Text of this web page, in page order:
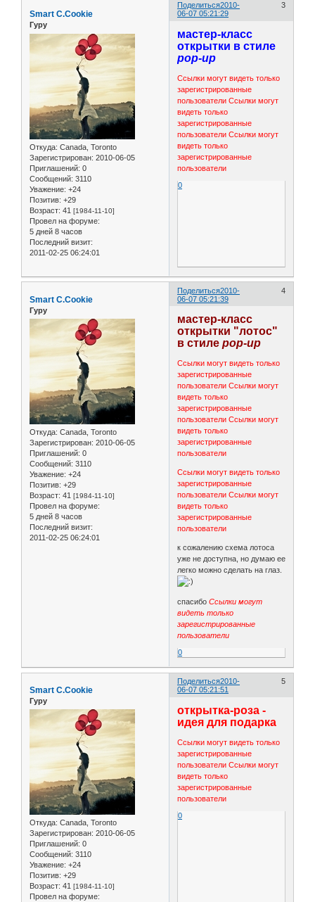
Поделиться 3
2010-
06-07 05:21:29
Smart C.Cookie
Гуру
Откуда: Canada, Toronto
Зарегистрирован: 2010-06-05
Приглашений: 0
Сообщений: 3110
Уважение: +24
Позитив: +29
Возраст: 41 [1984-11-10]
Провел на форуме:
5 дней 8 часов
Последний визит:
2011-02-25 06:24:01
мастер-класс
открытки в стиле
pop-up
Ссылки могут видеть только
зарегистрированные
пользователи Ссылки могут
видеть только
зарегистрированные
пользователи Ссылки могут
видеть только
зарегистрированные
пользователи
0
Поделиться 4
2010-
06-07 05:21:39
Smart C.Cookie
Гуру
Откуда: Canada, Toronto
Зарегистрирован: 2010-06-05
Приглашений: 0
Сообщений: 3110
Уважение: +24
Позитив: +29
Возраст: 41 [1984-11-10]
Провел на форуме:
5 дней 8 часов
Последний визит:
2011-02-25 06:24:01
мастер-класс
открытки "лотос"
в стилеpop-up
Ссылки могут видеть только
зарегистрированные
пользователи Ссылки могут
видеть только
зарегистрированные
пользователи Ссылки могут
видеть только
зарегистрированные
пользователи
Ссылки могут видеть только
зарегистрированные
пользователи Ссылки могут
видеть только
зарегистрированные
пользователи
к сожалению схема лотоса
уже не доступна, но думаю ее
легко можно сделать на глаз.
спасибоСсылки могут
видеть только
зарегистрированные
пользователи
0
Поделиться 5
2010-
06-07 05:21:51
Smart C.Cookie
Гуру
Откуда: Canada, Toronto
Зарегистрирован: 2010-06-05
Приглашений: 0
Сообщений: 3110
Уважение: +24
Позитив: +29
Возраст: 41 [1984-11-10]
Провел на форуме:
открытка-роза -
идея для подарка
Ссылки могут видеть только
зарегистрированные
пользователи Ссылки могут
видеть только
зарегистрированные
пользователи
0